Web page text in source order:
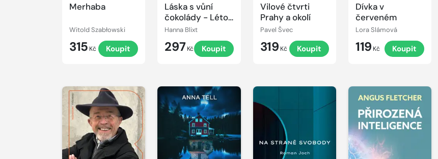
Merhaba
Witold Szabłowski
315 Kč Koupit
Láska s vůní
čokolády - Léto
se blíží a s ním i
svatba roku v
malebné
Hanna Blixt
297 Kč Koupit
Vilové čtvrti
Prahy a okolí
Pavel Švec
319 Kč Koupit
Dívka v
červeném
Lora Slámová
119 Kč Koupit